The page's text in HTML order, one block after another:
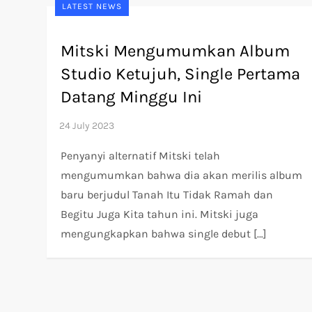
LATEST NEWS
Mitski Mengumumkan Album
Studio Ketujuh, Single Pertama
Datang Minggu Ini
Penyanyi alternatif Mitski telah
mengumumkan bahwa dia akan merilis album
baru berjudul Tanah Itu Tidak Ramah dan
Begitu Juga Kita tahun ini. Mitski juga
mengungkapkan bahwa single debut […]